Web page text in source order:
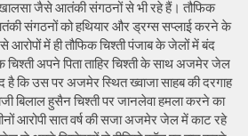
जैसे आतंकी संगठनों से भी रहे हैं। तौफिक
संगठनों को हथियार और ड्रग्स सप्लाई करने के
आरोपों में ही तौफिक चिश्ती पंजाब के जेलों में बंद
चिश्ती अपने पिता ताहिर चिश्ती के साथ अजमेर जेल
है कि उस पर अजमेर स्थित ख्वाजा साहब की दरगाह
बिलाल हुसैन चिश्ती पर जानलेवा हमला करने का
आरोपी सात वर्ष की सजा अजमेर जेल में काट रहे